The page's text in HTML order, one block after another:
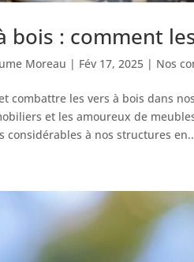
bois : comment
Moreau | Fév 17, 2025 | Nos
combattre les vers à bois dans
et les amoureux de
considérables à nos structures